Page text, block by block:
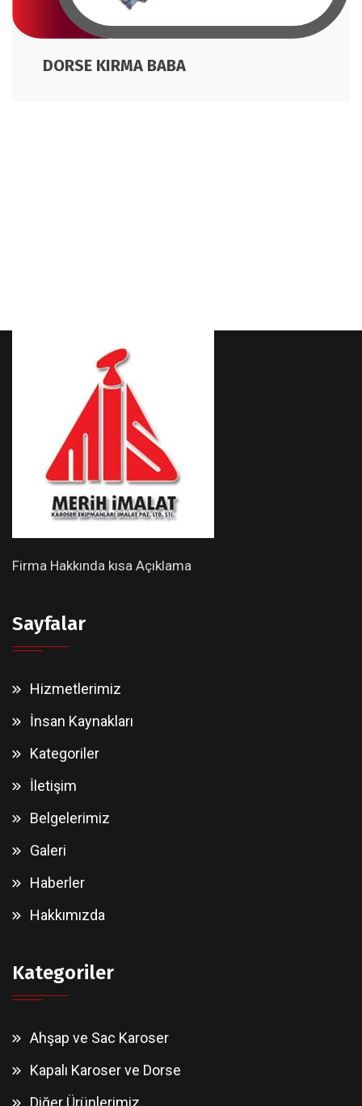
DORSE KIRMA BABA
Firma Hakkında kısa Açıklama
Sayfalar
Hizmetlerimiz
İnsan Kaynakları
Kategoriler
İletişim
Belgelerimiz
Galeri
Haberler
Hakkımızda
Kategoriler
Ahşap ve Sac Karoser
Kapalı Karoser ve Dorse